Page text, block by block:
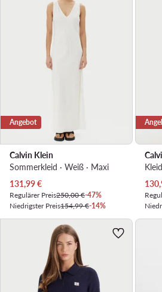
Angebot
Calvin Klein
Sommerkleid · Weiß · Maxi
Aktueller Preis
131,99€
Regulärer Preis250,00 €-47%
Niedrigster Preis154,99 €-14%